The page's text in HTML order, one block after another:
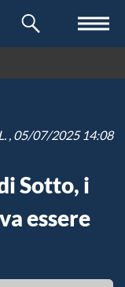
, 05/07/2025 14:08
Sotto, i
essere